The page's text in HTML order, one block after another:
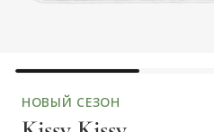
НОВЫЙ СЕЗОН